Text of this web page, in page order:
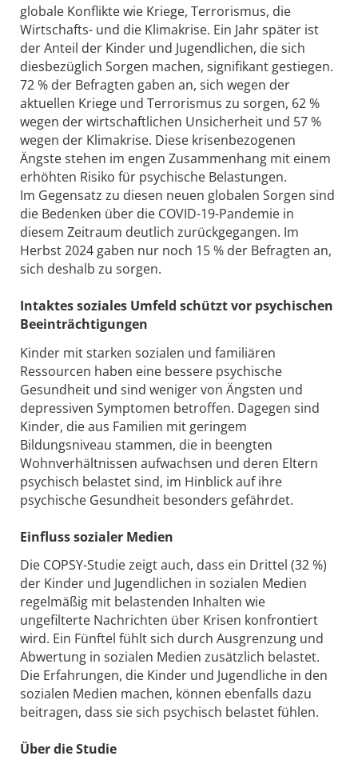
globale Konflikte wie Kriege, Terrorismus, die
Wirtschafts- und die Klimakrise. Ein Jahr später ist
der Anteil der Kinder und Jugendlichen, die sich
diesbezüglich Sorgen machen, signifikant gestiegen.
72 % der Befragten gaben an, sich wegen der
aktuellen Kriege und Terrorismus zu sorgen, 62 %
wegen der wirtschaftlichen Unsicherheit und 57 %
wegen der Klimakrise. Diese krisenbezogenen
Ängste stehen im engen Zusammenhang mit einem
erhöhten Risiko für psychische Belastungen.
Im Gegensatz zu diesen neuen globalen Sorgen sind
die Bedenken über die COVID-19-Pandemie in
diesem Zeitraum deutlich zurückgegangen. Im
Herbst 2024 gaben nur noch 15 % der Befragten an,
sich deshalb zu sorgen.
Intaktes soziales Umfeld schützt vor psychischen
Beeinträchtigungen
Kinder mit starken sozialen und familiären
Ressourcen haben eine bessere psychische
Gesundheit und sind weniger von Ängsten und
depressiven Symptomen betroffen. Dagegen sind
Kinder, die aus Familien mit geringem
Bildungsniveau stammen, die in beengten
Wohnverhältnissen aufwachsen und deren Eltern
psychisch belastet sind, im Hinblick auf ihre
psychische Gesundheit besonders gefährdet.
Einfluss sozialer Medien
Die COPSY-Studie zeigt auch, dass ein Drittel (32 %)
der Kinder und Jugendlichen in sozialen Medien
regelmäßig mit belastenden Inhalten wie
ungefilterte Nachrichten über Krisen konfrontiert
wird. Ein Fünftel fühlt sich durch Ausgrenzung und
Abwertung in sozialen Medien zusätzlich belastet.
Die Erfahrungen, die Kinder und Jugendliche in den
sozialen Medien machen, können ebenfalls dazu
beitragen, dass sie sich psychisch belastet fühlen.
Über die Studie